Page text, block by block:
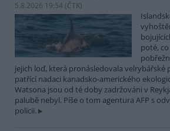
5.8.2026 19:54 (ČTK)
poté,
jejich loď, která pronásledovala velrybářské
patřící nadaci kanadsko-amerického
Watsona jsou od té doby zadržováni v
palubě nebyl. Píše o tom agentura AFP s
policii.